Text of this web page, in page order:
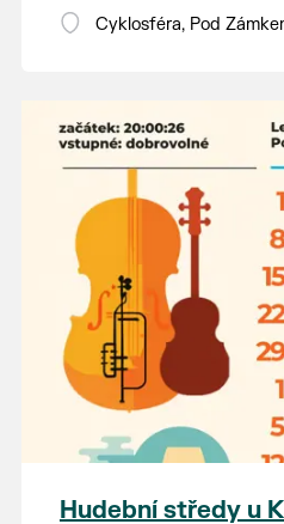
Vstupné dobrovolné.
Cyklosféra, Pod
Hudební středy u